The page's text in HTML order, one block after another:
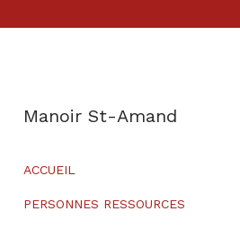
Manoir St-Amand
ACCUEIL
PERSONNES RESSOURCES